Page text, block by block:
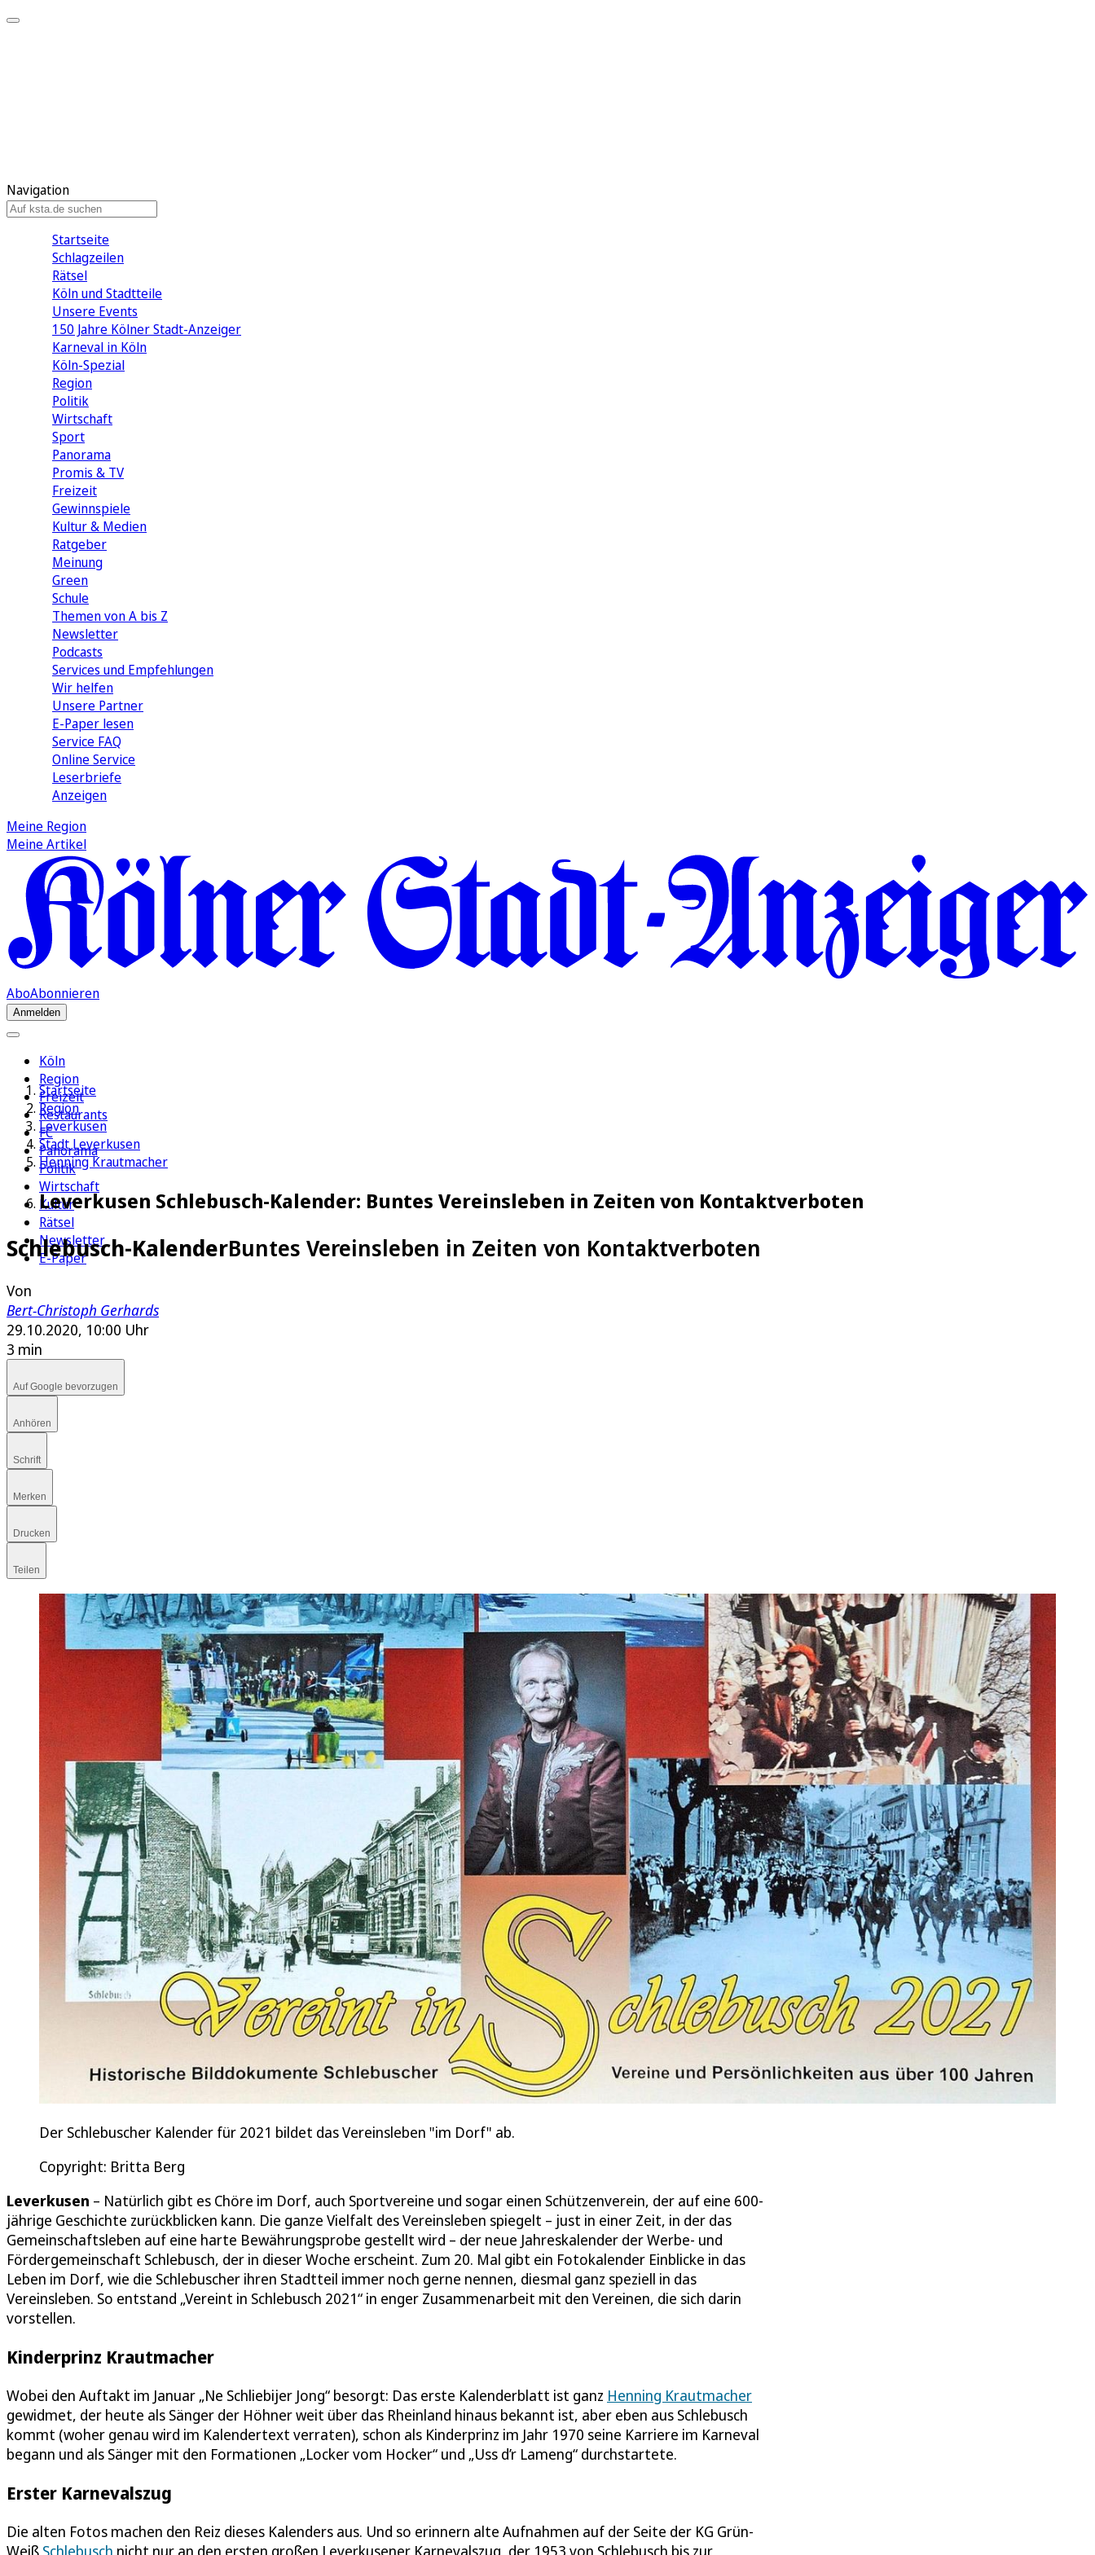
Navigation
Startseite
Schlagzeilen
Rätsel
Köln und Stadtteile
Unsere Events
150 Jahre Kölner Stadt-Anzeiger
Karneval in Köln
Köln-Spezial
Region
Politik
Wirtschaft
Sport
Panorama
Promis & TV
Freizeit
Gewinnspiele
Kultur & Medien
Ratgeber
Meinung
Green
Schule
Themen von A bis Z
Newsletter
Podcasts
Services und Empfehlungen
Wir helfen
Unsere Partner
E-Paper lesen
Service FAQ
Online Service
Leserbriefe
Anzeigen
Meine Region
Meine Artikel
AboAbonnieren
Anmelden
Köln
Region
Freizeit
Restaurants
FC
Panorama
Politik
Wirtschaft
Kultur
Rätsel
Newsletter
E-Paper
Startseite
Region
Leverkusen
Stadt Leverkusen
Henning Krautmacher
Leverkusen Schlebusch-Kalender: Buntes Vereinsleben in Zeiten von Kontaktverboten
Schlebusch-KalenderBuntes Vereinsleben in Zeiten von Kontaktverboten
Von
Bert-Christoph Gerhards
29.10.2020, 10:00 Uhr
3 min
Auf Google bevorzugen
Anhören
Schrift
Merken
Drucken
Teilen
Der Schlebuscher Kalender für 2021 bildet das Vereinsleben "im Dorf" ab.
Copyright: Britta Berg
Leverkusen – Natürlich gibt es Chöre im Dorf, auch Sportvereine und sogar einen Schützenverein, der auf eine 600-
jährige Geschichte zurückblicken kann. Die ganze Vielfalt des Vereinsleben spiegelt – just in einer Zeit, in der das
Gemeinschaftsleben auf eine harte Bewährungsprobe gestellt wird – der neue Jahreskalender der Werbe- und
Fördergemeinschaft Schlebusch, der in dieser Woche erscheint. Zum 20. Mal gibt ein Fotokalender Einblicke in das
Leben im Dorf, wie die Schlebuscher ihren Stadtteil immer noch gerne nennen, diesmal ganz speziell in das
Vereinsleben. So entstand „Vereint in Schlebusch 2021“ in enger Zusammenarbeit mit den Vereinen, die sich darin
vorstellen.
Kinderprinz Krautmacher
Wobei den Auftakt im Januar „Ne Schliebijer Jong“ besorgt: Das erste Kalenderblatt ist ganz Henning Krautmacher
gewidmet, der heute als Sänger der Höhner weit über das Rheinland hinaus bekannt ist, aber eben aus Schlebusch
kommt (woher genau wird im Kalendertext verraten), schon als Kinderprinz im Jahr 1970 seine Karriere im Karneval
begann und als Sänger mit den Formationen „Locker vom Hocker“ und „Uss d’r Lameng“ durchstartete.
Erster Karnevalszug
Die alten Fotos machen den Reiz dieses Kalenders aus. Und so erinnern alte Aufnahmen auf der Seite der KG Grün-
Weiß Schlebusch nicht nur an den ersten großen Leverkusener Karnevalszug, der 1953 von Schlebusch bis zur